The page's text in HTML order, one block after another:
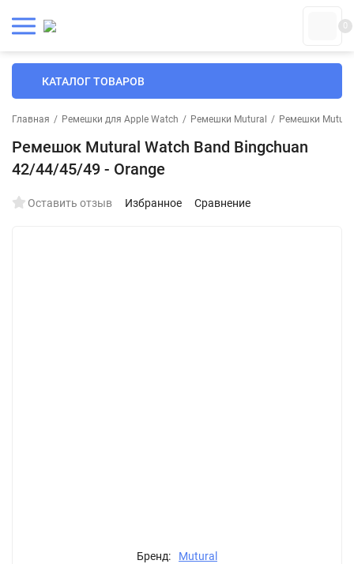
0
КАТАЛОГ ТОВАРОВ
Главная / Ремешки для Apple Watch / Ремешки Mutural / Ремешки
Ремешок Mutural Watch Band Bingchuan
42/44/45/49 - Orange
Оставить отзыв Избранное Сравнение
Бренд: Mutural